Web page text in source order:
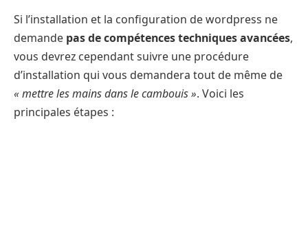
Si l’installation et la configuration de wordpress ne
demande pas de compétences techniques avancées,
vous devrez cependant suivre une procédure
d’installation qui vous demandera tout de même de
« mettre les mains dans le cambouis ». Voici les
principales étapes :